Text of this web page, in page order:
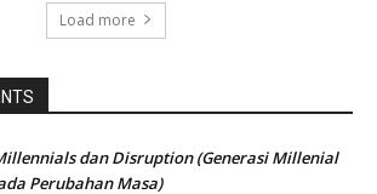
Load more
dan Disruption (Generasi Millenial
Perubahan Masa)